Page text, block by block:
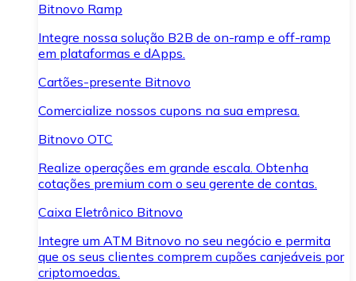
Bitnovo Ramp
Integre nossa solução B2B de on-ramp e off-ramp
em plataformas e dApps.
Cartões-presente Bitnovo
Comercialize nossos cupons na sua empresa.
Bitnovo OTC
Realize operações em grande escala. Obtenha
cotações premium com o seu gerente de contas.
Caixa Eletrônico Bitnovo
Integre um ATM Bitnovo no seu negócio e permita
que os seus clientes comprem cupões canjeáveis por
criptomoedas.